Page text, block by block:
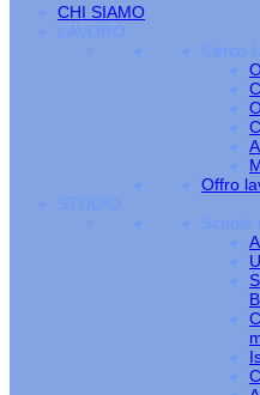
CHI SIAMO
LAVORO
Cerco
Offro
STUDIO
Scuole